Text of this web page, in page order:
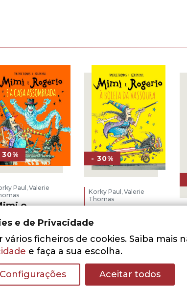
30%
Paul ,Valerie
e
€ O
preço
original
era:
10,50€O
preço
atual
é:
ADICIONAR
- 30%
Korky Paul ,Valerie
Thomas
Mimi e
Rogério à
Vassoura
O
preço
original
era:
9,10
preço
atual
é:
ADICIONAR
e de Privacidade
vários ficheiros de cookies. Saiba mais
e faça a sua escolha.
Configurações Aceitar todos